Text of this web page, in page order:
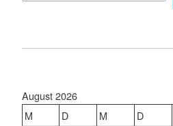
August 2026
M
D M D